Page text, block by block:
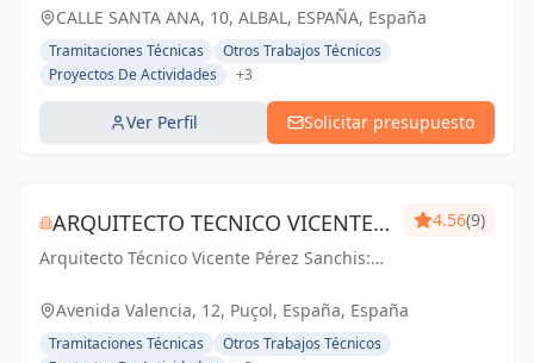
Soluciones profesionales para proyectos
CALLE SANTA ANA, 10, ALBAL, ESPAÑA, España
Tramitaciones Técnicas
Otros Trabajos Técnicos
Proyectos De Actividades
+3
Ver Perfil Solicitar presupuesto
ARQUITECTO TECNICO VICENTE
PÉREZ SANCHIS
Arquitecto Técnico Vicente Pérez Sanchis:
transformando ideas en realidad.
4.56(9)
Avenida Valencia, 12, Puçol, España, España
Tramitaciones Técnicas
Otros Trabajos Técnicos